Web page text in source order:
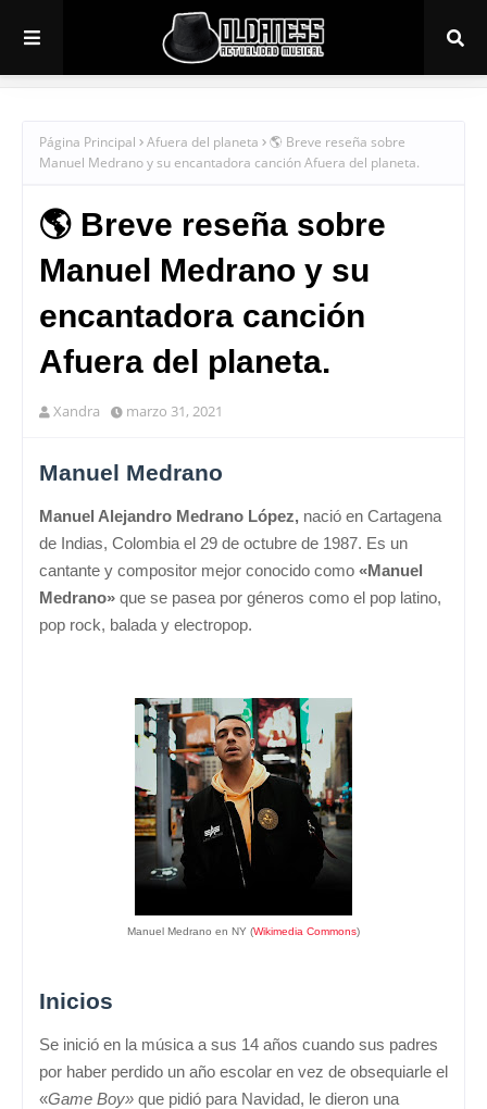
Página Principal Afuera del planeta
🌎 Breve reseña sobre
Manuel Medrano y su encantadora canción Afuera del planeta.
🌎 Breve reseña sobre
Manuel Medrano y su
encantadora canción
Afuera del planeta.
Xandra marzo 31, 2021
Manuel Medrano
Manuel Alejandro Medrano López, nació en Cartagena
de Indias, Colombia el 29 de octubre de 1987. Es un
cantante y compositor mejor conocido como «Manuel
Medrano» que se pasea por géneros como el pop latino,
pop rock, balada y electropop.
Manuel Medrano en NY (Wikimedia Commons)
Inicios
Se inició en la música a sus 14 años cuando sus padres
por haber perdido un año escolar en vez de obsequiarle el
«Game Boy» que pidió para Navidad, le dieron una